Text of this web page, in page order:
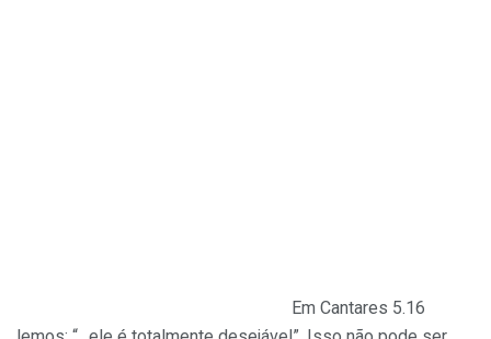
Em Cantares 5.16